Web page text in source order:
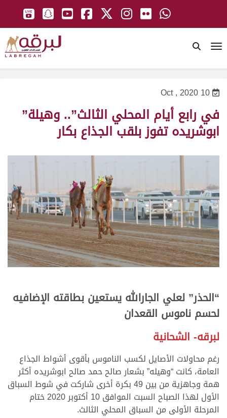
10 Oct , 2020
في رابع أيام المحلي الثالث”.. وهيلة”
ابوشريده تفوز بلقب الجذاع بكار
“الحذر” لعلي الجارالله يستعين بطاقته الإضافيه
لحسم ناموس القعدان
لبرقه- الشحانية
رغم محاولات الأصايل لكسب الناموس بأقوى أشواط الجذاع
العامة، كانت “وهيله” بشعار صالح حمد صالح ابوشريده أكثر
همة وجاهزية من بين 49 بكرة أخرى شاركت في شوط السباق
الأول لهذا الصباح السبت الموافق 10 أكتوبر 2020 ختام
المرحلة الأولى من السباق المحلي الثالث.